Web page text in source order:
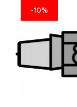
-10%